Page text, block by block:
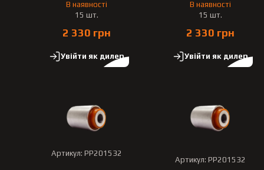
В наявності
15 шт.
2 330 грн
Увійти як дилер
В наявності
15 шт.
2 330 грн
Увійти як дилер
Артикул: PP201532
Артикул: PP201532